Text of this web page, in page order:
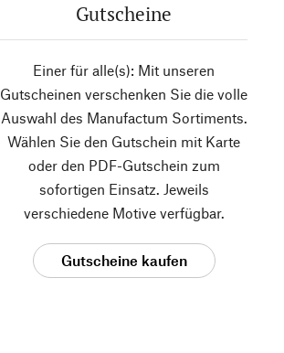
Gutscheine
Einer für alle(s): Mit unseren
Gutscheinen verschenken Sie die volle
Auswahl des Manufactum Sortiments.
Wählen Sie den Gutschein mit Karte
oder den PDF-Gutschein zum
sofortigen Einsatz. Jeweils
verschiedene Motive verfügbar.
Gutscheine kaufen